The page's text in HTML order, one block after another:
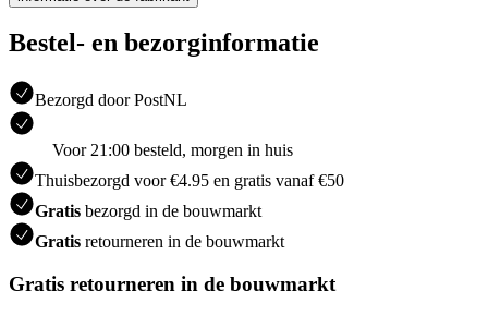
Bestel- en bezorginformatie
Bezorgd door PostNL
Voor 21:00 besteld, morgen in huis
Thuisbezorgd voor €4.95 en gratis vanaf €50
Gratis bezorgd in de bouwmarkt
Gratis retourneren in de bouwmarkt
Gratis retourneren in de bouwmarkt